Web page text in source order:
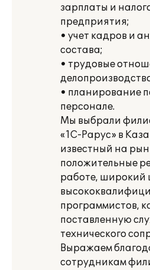
зарплаты и
предприятия;
• учет кадров и
состава;
• трудовые
• планирование
персонале.
Мы выбрали
«1С-Рарус» в
известный на
положительные
работе, широкий
программистов,
поставленную
технического
Выражаем
сотрудникам